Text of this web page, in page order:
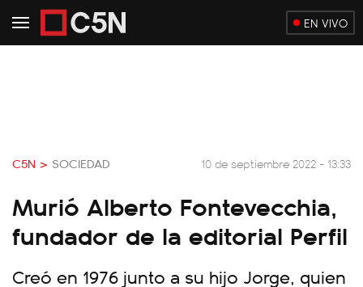
EN VIVO
C5N > SOCIEDAD 10 de septiembre 2022 - 13:33
Murió Alberto Fontevecchia,
fundador de la editorial Perfil
Creó en 1976 junto a su hijo Jorge, quien